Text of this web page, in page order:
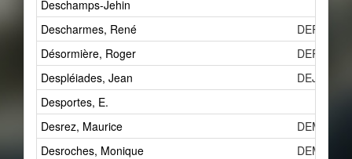
Deschamps-Jehin
Descharmes, René
DERe
Désormière, Roger
DERf
Despléiades, Jean
DEJd
Desportes, E.
Desrez, Maurice
DEMg
Desroches, Monique
DEMe